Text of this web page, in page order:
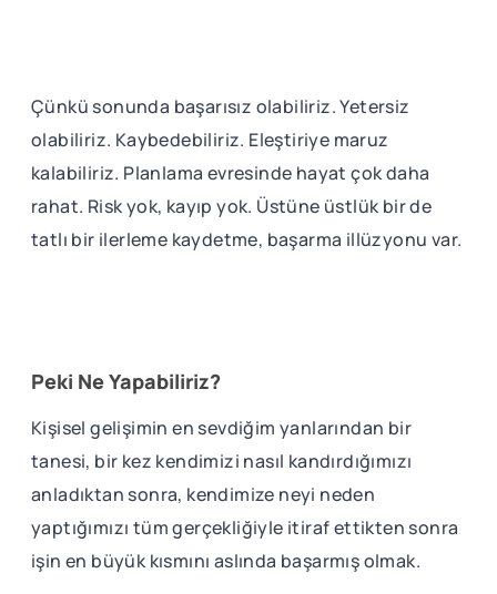
Çünkü sonunda başarısız olabiliriz. Yetersiz
olabiliriz. Kaybedebiliriz. Eleştiriye maruz
kalabiliriz. Planlama evresinde hayat çok daha
rahat. Risk yok, kayıp yok. Üstüne üstlük bir de
tatlı bir ilerleme kaydetme, başarma illüzyonu var.
Peki Ne Yapabiliriz?
Kişisel gelişimin en sevdiğim yanlarından bir
tanesi, bir kez kendimizi nasıl kandırdığımızı
anladıktan sonra, kendimize neyi neden
yaptığımızı tüm gerçekliğiyle itiraf ettikten sonra
işin en büyük kısmını aslında başarmış olmak.